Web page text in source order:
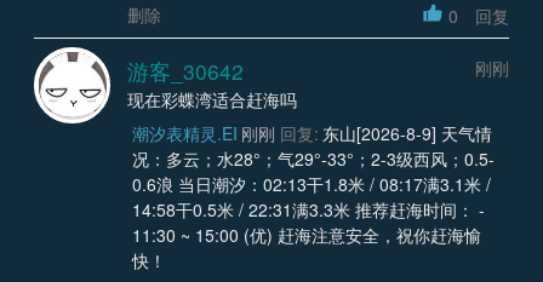
删除
0 回复
游客_30642
刚刚
现在彩蝶湾适合赶海吗
潮汐表精灵.EI 刚刚 回复: 东山[2026-8-9] 天气情
况：多云；水28°；气29°-33°；2-3级西风；0.5-
0.6浪 当日潮汐：02:13干1.8米 / 08:17满3.1米 /
14:58干0.5米 / 22:31满3.3米 推荐赶海时间： -
11:30 ~ 15:00 (优) 赶海注意安全，祝你赶海愉
快！